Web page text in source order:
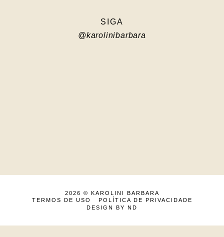
SIGA
@karolinibarbara
2026 ©
KAROLINI BARBARA
TERMOS DE USO
POLÍTICA DE PRIVACIDADE
DESIGN BY ND